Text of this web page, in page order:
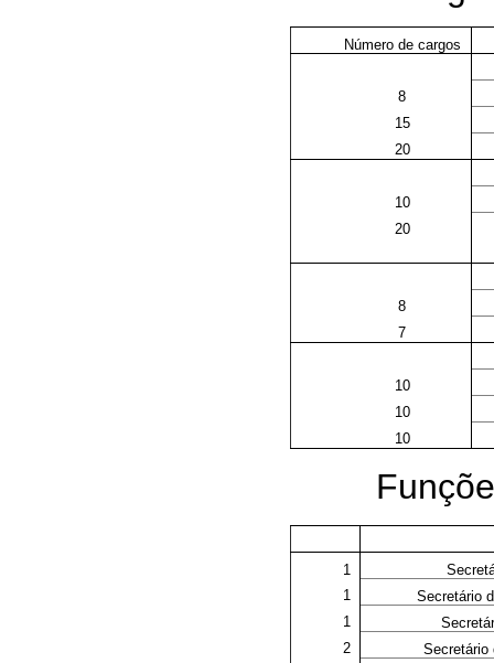
Número de cargos
8
15
20
10
20
8
7
10
10
10
1
1
Secretário
1
2
Secretário